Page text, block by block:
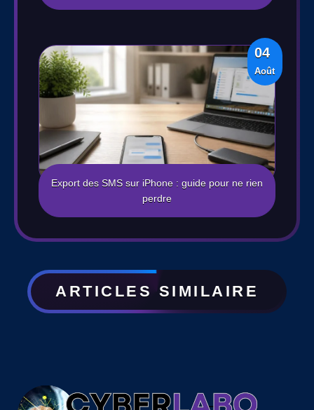
04
Août
Export des SMS sur iPhone : guide pour ne rien
perdre
ARTICLES SIMILAIRE